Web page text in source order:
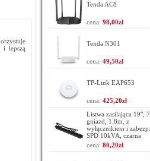
i lepszą
Tenda AC8
cena: 98,00zł
Tenda N301
cena: 49,50zł
TP-Link EAP653
cena: 425,20zł
Listwa zasilająca 19", 7
gniazd, 1.8m, z
wyłącznikiem i zabezp.
SPD 10kVA, czarna
cena: 80,20zł